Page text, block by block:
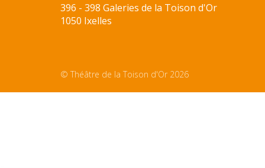
396 - 398 Galeries de la Toison d'Or
1050 Ixelles
© Théâtre de la Toison d'Or 2026